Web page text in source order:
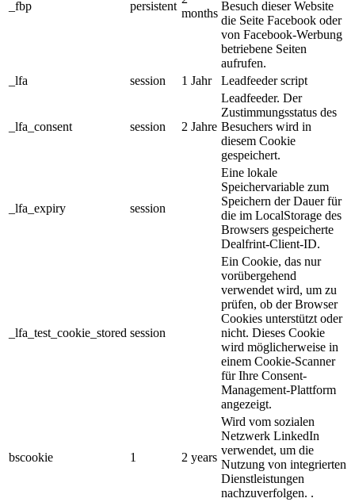
_fbp persistent
months
Besuch dieser Website
die Seite Facebook oder
von Facebook-Werbung
betriebene Seiten
aufrufen.
_lfa
session 1 Jahr Leadfeeder script
_lfa_consent session 2 Jahre
Leadfeeder. Der
Zustimmungsstatus des
Besuchers wird in
diesem Cookie
gespeichert.
_lfa_expiry session
Eine lokale
Speichervariable zum
Speichern der Dauer für
die im LocalStorage des
Browsers gespeicherte
Dealfrint-Client-ID.
_lfa_test_cookie_stored session
Ein Cookie, das nur
vorübergehend
verwendet wird, um zu
prüfen, ob der Browser
Cookies unterstützt oder
nicht. Dieses Cookie
wird möglicherweise in
einem Cookie-Scanner
für Ihre Consent-
Management-Plattform
angezeigt.
bscookie 1 2 years
Wird vom sozialen
Netzwerk LinkedIn
verwendet, um die
Nutzung von integrierten
Dienstleistungen
nachzuverfolgen. .